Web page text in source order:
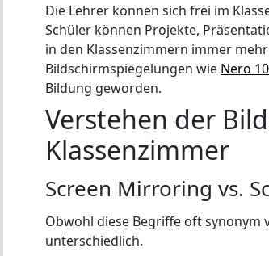
Die Lehrer können sich frei im
Schüler können Projekte,
in den Klassenzimmern immer
Bildschirmspiegelungen wie Nero
Bildung geworden.
Verstehen der
Klassenzimmer
Screen Mirroring vs.
Obwohl diese Begriffe oft
unterschiedlich.